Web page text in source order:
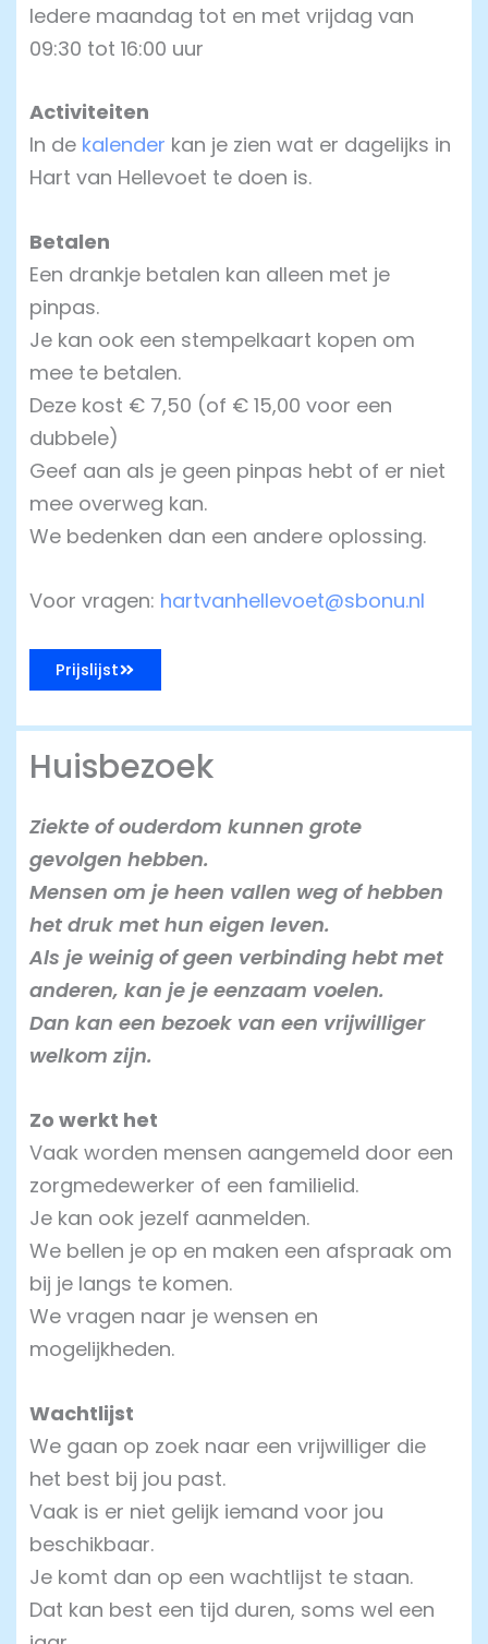
Iedere maandag tot en met vrijdag van
09:30 tot 16:00 uur
Activiteiten
In de kalender kan je zien wat er dagelijks in
Hart van Hellevoet te doen is.
Betalen
Een drankje betalen kan alleen met je
pinpas.
Je kan ook een stempelkaart kopen om
mee te betalen.
Deze kost € 7,50 (of € 15,00 voor een
dubbele)
Geef aan als je geen pinpas hebt of er niet
mee overweg kan.
We bedenken dan een andere oplossing.
Voor vragen: hartvanhellevoet@sbonu.nl
Prijslijst
Huisbezoek
Ziekte of ouderdom kunnen grote
gevolgen hebben.
Mensen om je heen vallen weg of hebben
het druk met hun eigen leven.
Als je weinig of geen verbinding hebt met
anderen, kan je je eenzaam voelen.
Dan kan een bezoek van een vrijwilliger
welkom zijn.
Zo werkt het
Vaak worden mensen aangemeld door een
zorgmedewerker of een familielid.
Je kan ook jezelf aanmelden.
We bellen je op en maken een afspraak om
bij je langs te komen.
We vragen naar je wensen en
mogelijkheden.
Wachtlijst
We gaan op zoek naar een vrijwilliger die
het best bij jou past.
Vaak is er niet gelijk iemand voor jou
beschikbaar.
Je komt dan op een wachtlijst te staan.
Dat kan best een tijd duren, soms wel een